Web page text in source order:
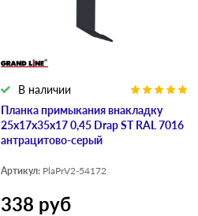
Планка примыкания внакладку
25х17х35х17 0,45 Drap ST RAL 7016
антрацитово-серый
В наличии
Артикул: PlaPrV2-54172
338 руб